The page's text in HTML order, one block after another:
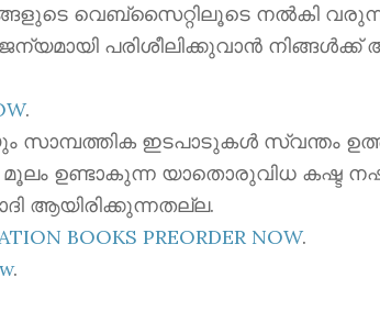
വെബ്സൈറ്റിലൂടെ നൽകി വരുന്ന
പരിശീലിക്കുവാൻ
.
ഇടപാടുകൾ സ്വന്തം
ഉണ്ടാകുന്ന യാതൊരുവിധ കഷ്ട
ആയിരിക്കുന്നതല്ല.
BOOKS PREORDER NOW.
.